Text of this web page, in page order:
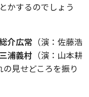
かするのでしょう
介広常 （演：佐藤浩
三浦義村 （演：山本耕
見せどころを振り